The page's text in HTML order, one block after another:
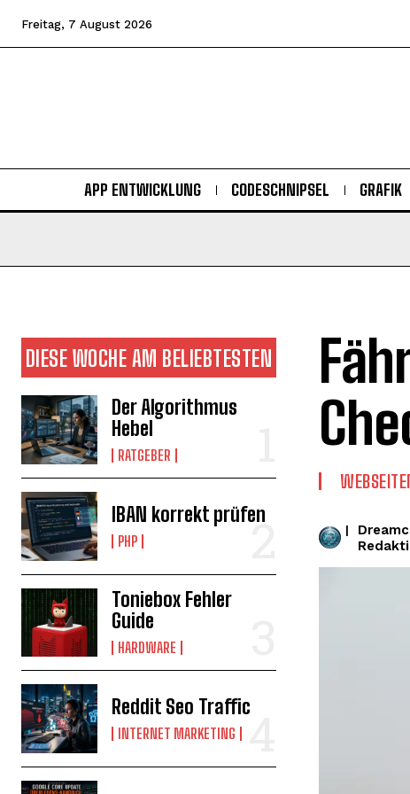
Freitag, 7 August 2026
APP ENTWICKLUNG CODESCHNIPSEL GRAFIK
DIESE WOCHE AM BELIEBTESTEN
Der Algorithmus
Hebel
RATGEBER
IBAN korrekt prüfen
PHP
Toniebox Fehler
Guide
HARDWARE
Reddit Seo Traffic
INTERNET MARKETING
|